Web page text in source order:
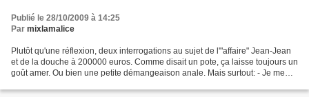
Publié le 28/10/2009 à 14:25
Par mixlamalice
Plutôt qu'une réflexion, deux interrogations au sujet de l'"affaire" Jean-Jean
et de la douche à 200000 euros. Comme disait un pote, ça laisse toujours un
goût amer. Ou bien une petite démangeaison anale. Mais surtout: - Je me